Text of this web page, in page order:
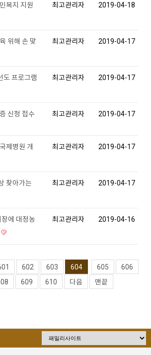
복지 지원
최고관리자 2019-04-18
위해 손 맞
최고관리자 2019-04-17
도 프로그램
최고관리자 2019-04-17
신청 접수 최고관리자 2019-04-17
제병원 개
최고관리자 2019-04-17
찾아가는
최고관리자 2019-04-17
에 대정농
최고관리자 2019-04-16
602 603 604 605
606
609 610 다음 맨끝